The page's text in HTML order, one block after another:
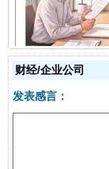
财经/企业公司
发表感言：